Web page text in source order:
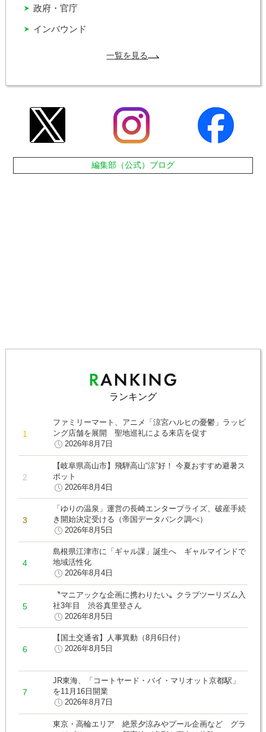
インバウンド
政府・官庁
一覧を見る
編集部（公式）ブログ
ランキング
ファミリーマート、アニメ「涼宮ハルヒの憂鬱」ラッピ
ング店舗を展開 聖地巡礼による来店を促す
2026年8月7日
【岐阜県高山市】飛騨高山“涼”好！ 今夏おすすめ避暑ス
ポット
2026年8月4日
「ゆりの温泉」運営の長崎エンタープライズ、破産手続
き開始決定受ける（帝国データバンク調べ）
2026年8月5日
島根県江津市に「ギャル課」誕生へ ギャルマインドで
地域活性化
2026年8月4日
〝マニアックな企画に携わりたい〟クラブツーリズム入
社3年目 渋谷真里登さん
2026年8月5日
【国土交通省】人事異動（8月6日付）
2026年8月5日
JR東海、「コートヤード・バイ・マリオット京都駅」
を11月16日開業
2026年8月7日
東京・高輪エリア 絶景夕涼みやプール企画など グラ